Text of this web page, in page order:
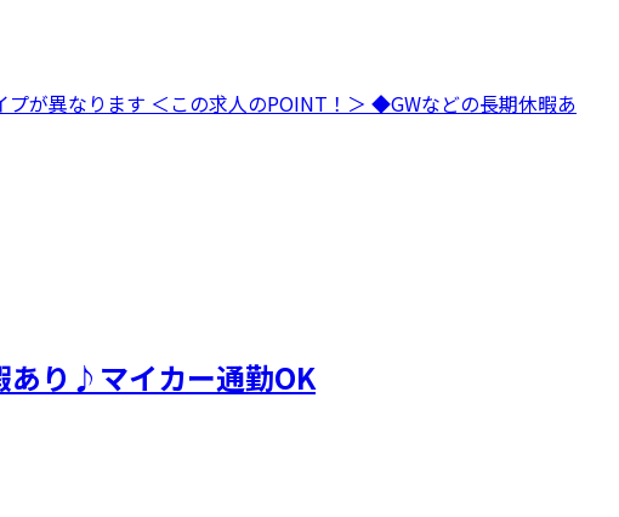
が異なります ＜この求人のPOINT！＞ ◆GWなどの長期休暇あ
あり♪マイカー通勤OK